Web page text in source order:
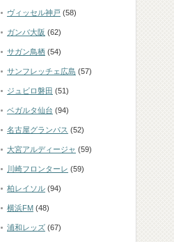
ヴィッセル神戸 (58)
ガンバ大阪 (62)
サガン鳥栖 (54)
サンフレッチェ広島 (57)
ジュビロ磐田 (51)
ベガルタ仙台 (94)
名古屋グランパス (52)
大宮アルディージャ (59)
川崎フロンターレ (59)
柏レイソル (94)
横浜FM (48)
浦和レッズ (67)